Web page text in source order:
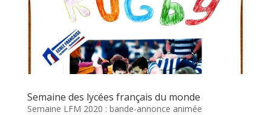
Semaine des lycées français du monde
Semaine LFM 2020 : bande-annonce animée